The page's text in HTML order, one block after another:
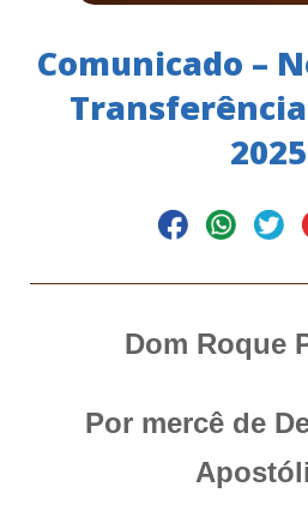
Comunicado –
2025
Dom Roque
Por mercê de